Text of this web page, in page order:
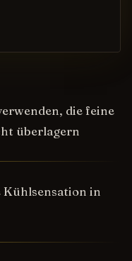
die feine
überlagern
in